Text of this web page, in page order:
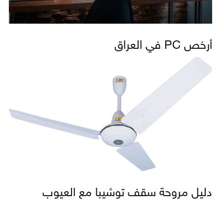
أرخص PC في العراق
دليل مروحة سقف توشيبا مع العيوب